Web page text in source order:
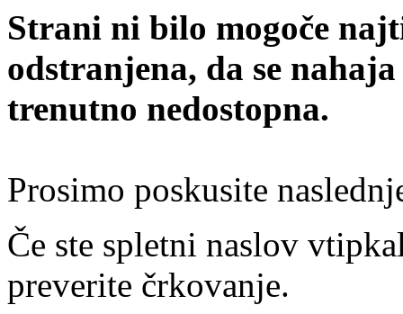
Strani ni bilo mogoče
odstranjena, da se
trenutno nedostopna.
Prosimo poskusite
Če ste spletni naslov
preverite črkovanje.